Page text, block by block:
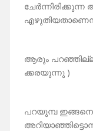
ആരും
ക്കരയുന്നു )
പറയുമ്പ ഇങ്ങനെ